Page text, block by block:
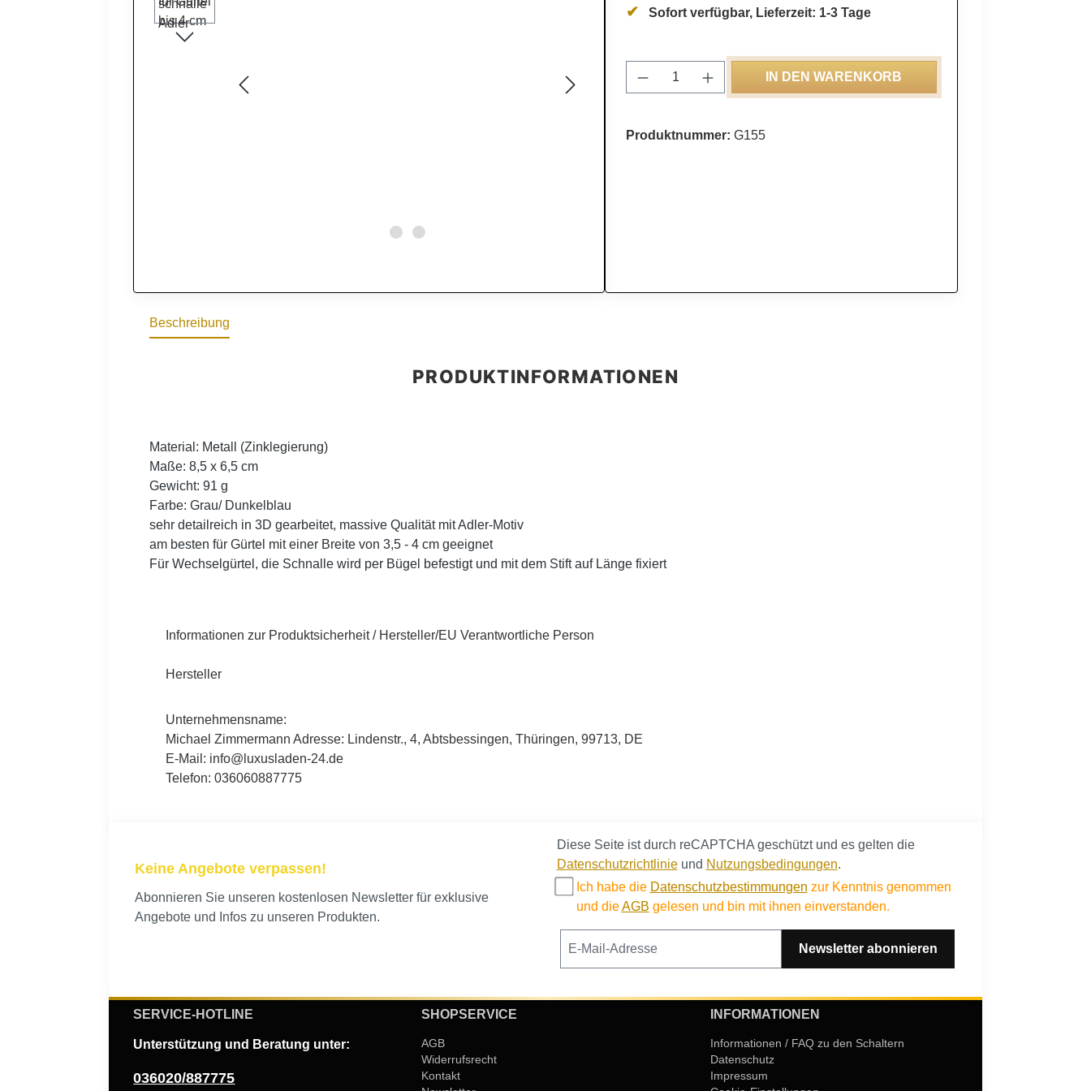
Sofort verfügbar, Lieferzeit: 1-3 Tage
Produkt Anzahl: Gib den gewünschten Wert ein
IN DEN WARENKORB
Produktnummer: G155
Beschreibung
Material: Metall (Zinklegierung)
Maße: 8,5 x 6,5 cm
Gewicht: 91 g
Farbe: Grau/ Dunkelblau
sehr detailreich in 3D gearbeitet, massive Qualität mit Adler-Motiv
am besten für Gürtel mit einer Breite von 3,5 - 4 cm geeignet
Für Wechselgürtel, die Schnalle wird per Bügel befestigt und mit dem Stift auf Länge fixiert
Informationen zur Produktsicherheit / Hersteller/EU Verantwortliche Person
Hersteller
Unternehmensname:
Michael Zimmermann Adresse: Lindenstr., 4, Abtsbessingen, Thüringen, 99713, DE
E-Mail: info@luxusladen-24.de
Telefon: 036060887775
Keine Angebote verpassen!
Abonnieren Sie unseren kostenlosen Newsletter für exklusive
Angebote und Infos zu unseren Produkten.
Diese Seite ist durch reCAPTCHA geschützt und es gelten die
Datenschutzrichtlinieund Nutzungsbedingungen.
Ich habe die Datenschutzbestimmungen zur Kenntnis genommen
und dieAGB gelesen und bin mit ihnen einverstanden.
Newsletter abonnieren
SERVICE-HOTLINE
Unterstützung und Beratung unter:
036020/887775
SHOPSERVICE
AGB
Widerrufsrecht
Kontakt
INFORMATIONEN
Informationen / FAQ zu den Schaltern
Datenschutz
Impressum